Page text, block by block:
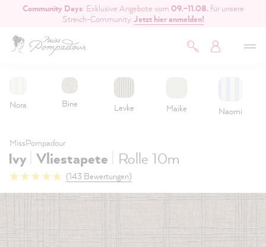
springen
Community Days: Exklusive Angebote vom 09.–11.08.für unsere
Streich-Community.Jetzt hier anmelden!
Nora Bine Levke Maike Naomi
MissPompadour
Ivy Vliestapete Rolle 10m
(143 Bewertungen)